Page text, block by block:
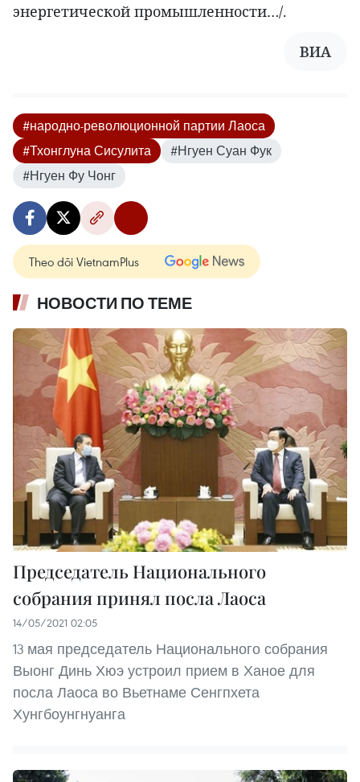
энергетической промышленности…/.
ВИА
#народно-революционной партии Лаоса
#Тхонглуна Сисулита
#Нгуен Суан Фук
#Нгуен Фу Чонг
Theo dõi VietnamPlus
НОВОСТИ ПО ТЕМЕ
Председатель Национального
собрания принял посла Лаоса
14/05/2021 02:05
13 мая председатель Национального собрания
Выонг Динь Хюэ устроил прием в Ханое для
посла Лаоса во Вьетнаме Сенгпхета
Хунгбоунгнуанга